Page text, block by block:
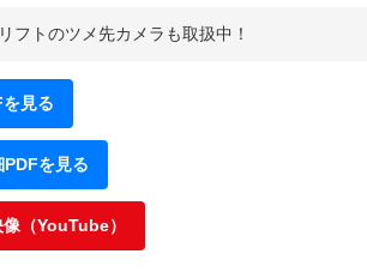
フトのツメ先カメラも取扱中！
見る
を見る
（YouTube）